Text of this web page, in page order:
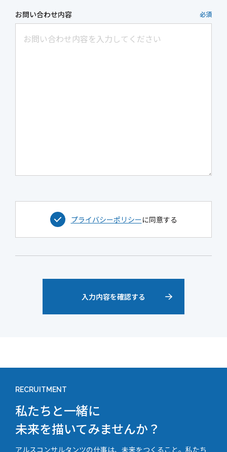
お問い合わせ内容 必須
プライバシーポリシーに同意する
入力内容を確認する
RECRUITMENT
私たちと一緒に
未来を描いてみませんか？
アルスコンサルタンツの仕事は、未来をつくること。私たち